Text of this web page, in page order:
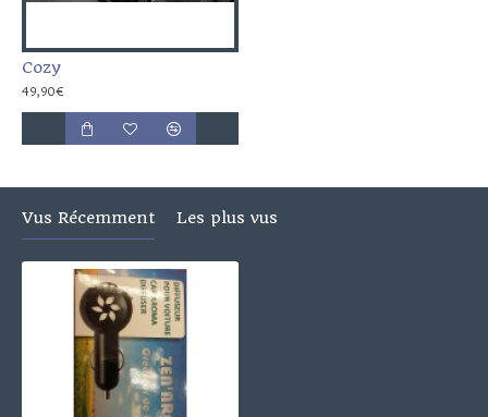
Cozy
49,90€
Vus Récemment Les plus vus